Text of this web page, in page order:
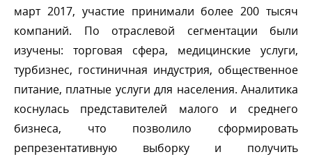
март 2017, участие принимали более 200 тысяч
компаний. По отраслевой сегментации были
изучены: торговая сфера, медицинские услуги,
турбизнес, гостиничная индустрия, общественное
питание, платные услуги для населения. Аналитика
коснулась представителей малого и среднего
изнеса, что позволило сформировать
репрезентативную выборку и получить